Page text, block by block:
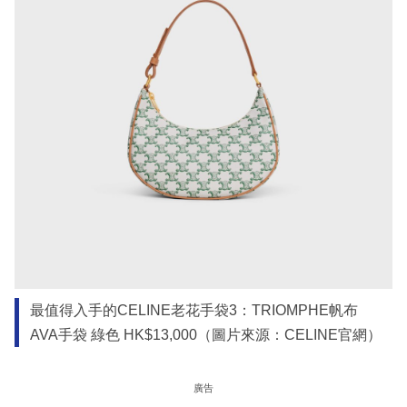
最值得入手的CELINE老花手袋3：TRIOMPHE帆布
AVA手袋 綠色 HK$13,000（圖片來源：CELINE官網）
廣告